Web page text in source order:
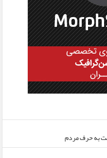
به حرف مردم